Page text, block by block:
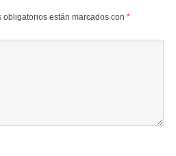
obligatorios están marcados con *